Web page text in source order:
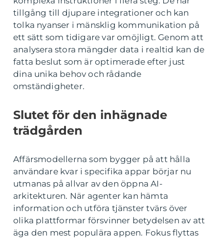
tillgång till djupare integrationer och kan
tolka nyanser i mänsklig kommunikation på
ett sätt som tidigare var omöjligt. Genom att
analysera stora mängder data i realtid kan de
fatta beslut som är optimerade efter just
dina unika behov och rådande
omständigheter.
Slutet för den inhägnade
trädgården
Affärsmodellerna som bygger på att hålla
användare kvar i specifika appar börjar nu
utmanas på allvar av den öppna AI-
arkitekturen. När agenter kan hämta
information och utföra tjänster tvärs över
olika plattformar försvinner betydelsen av att
äga den mest populära appen. Fokus flyttas